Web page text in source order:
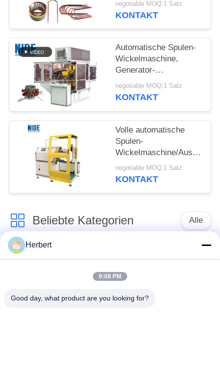
Lösung für Automobile
negotiable MOQ:1 Satz
KONTAKT
Automatische Spulen-
Wickelmaschine,
Generator-
Motorgenerator-
Bewegungsständer-
negotiable MOQ:1 Satz
KONTAKT
Volle automatische
Spulen-
Wickelmaschine/Ausrüstung
CNC für
Großmachtmotor
negotiable MOQ:1 Satz
KONTAKT
Beliebte Kategorien Alle
Ankerwicklungs-
Automatische
Elektromotor-
Herbert
9:08 PM
Good day, what product are you looking for?